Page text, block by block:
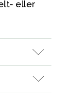
eller